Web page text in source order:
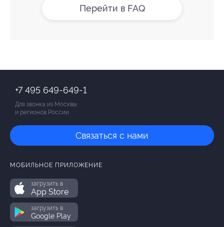
Перейти в FAQ
+7 495 649-649-1
Для звонка из Москвы
и регионов России
Связаться с нами
МОБИЛЬНОЕ ПРИЛОЖЕНИЕ
загрузить в
App Store
загрузить в
Google Play